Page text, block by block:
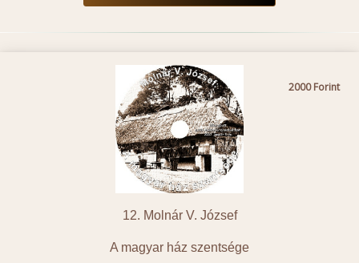
12. Molnár V. József
A magyar ház szentsége
2000